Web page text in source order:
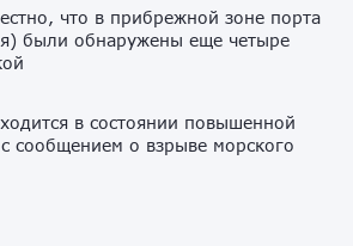
что в прибрежной зоне порта
были обнаружены еще четыре
в состоянии повышенной
с сообщением о взрыве морского